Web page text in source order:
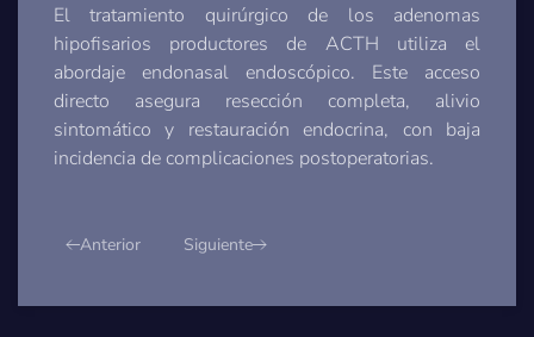
El tratamiento quirúrgico de los adenomas
hipofisarios productores de ACTH utiliza el
abordaje endonasal endoscópico. Este acceso
directo asegura resección completa, alivio
sintomático y restauración endocrina, con baja
incidencia de complicaciones postoperatorias.
Anterior Siguiente